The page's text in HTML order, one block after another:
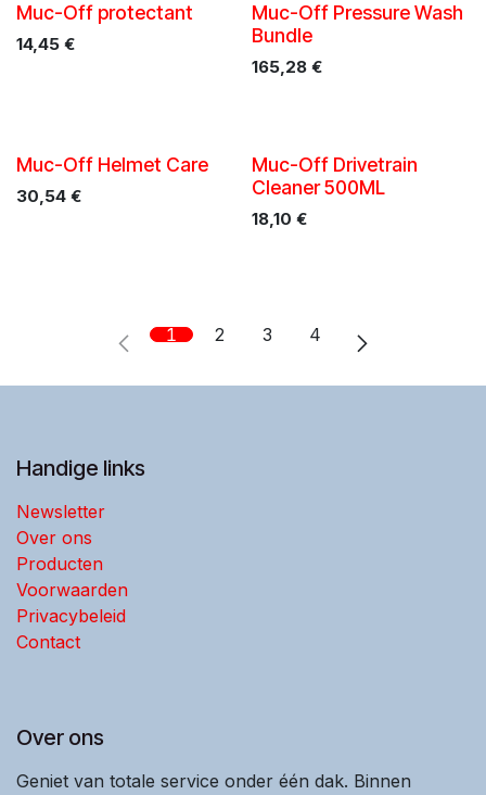
Muc-Off protectant
14,45 €
Muc-Off Pressure Wash
Bundle
165,28€
Muc-Off Helmet Care
30,54 €
Muc-Off Drivetrain
Cleaner 500ML
18,10 €
1 2 3 4
Handige links
Newsletter
Over ons
Producten
Voorwaarden
Privacybeleid
Contact
Over ons
Geniet van totale service onder één dak. Binnen